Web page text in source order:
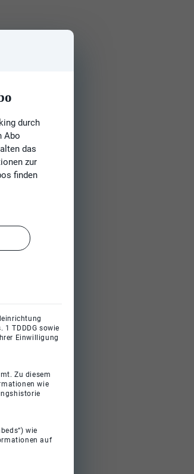
durch
Abo
das
zur
finden
TDDDG sowie
Einwilligung
Zu diesem
wie
wie
auf